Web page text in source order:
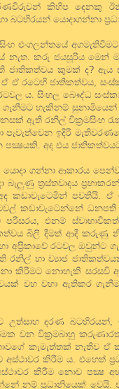
කිහිප දෙනකු
බටහිරයන් යොදාගන්නා
එංගලන්තයේ
කරු ජයසූරිය මෙන් ම
කුමක් ද? ඇය
ඒ රටෙහි ජාතිකත්වය,
ය. සිංහල බෞද්ධ
හැකිනම්
ඇති රනිල් වික්‍රමසිංහ
ඉදිරි
පක්‍ෂයකි. අද එය
ගන්නා ආකාරය
බැලුණු ත්‍රස්තවාදය
කඩාවැටෙමින් පවතියි.
කඩාවැටෙන්නේ
එනම්
බිලි දීමත් ආදී
හා අප්‍රිකාවේ රටවල
රනිල් හා ව්‍යාජ
කිරීමට නොහැකි සරසවි
වහ වහා ඇතිකර
උත්සාහ දරණ
වන වික්‍රමබාහු
කැමැත්තක් නැතිව
කිරීම ය. එහෙත්
කිරීම නොව පක්‍ෂ
නම් ප්‍රධානියෙක්